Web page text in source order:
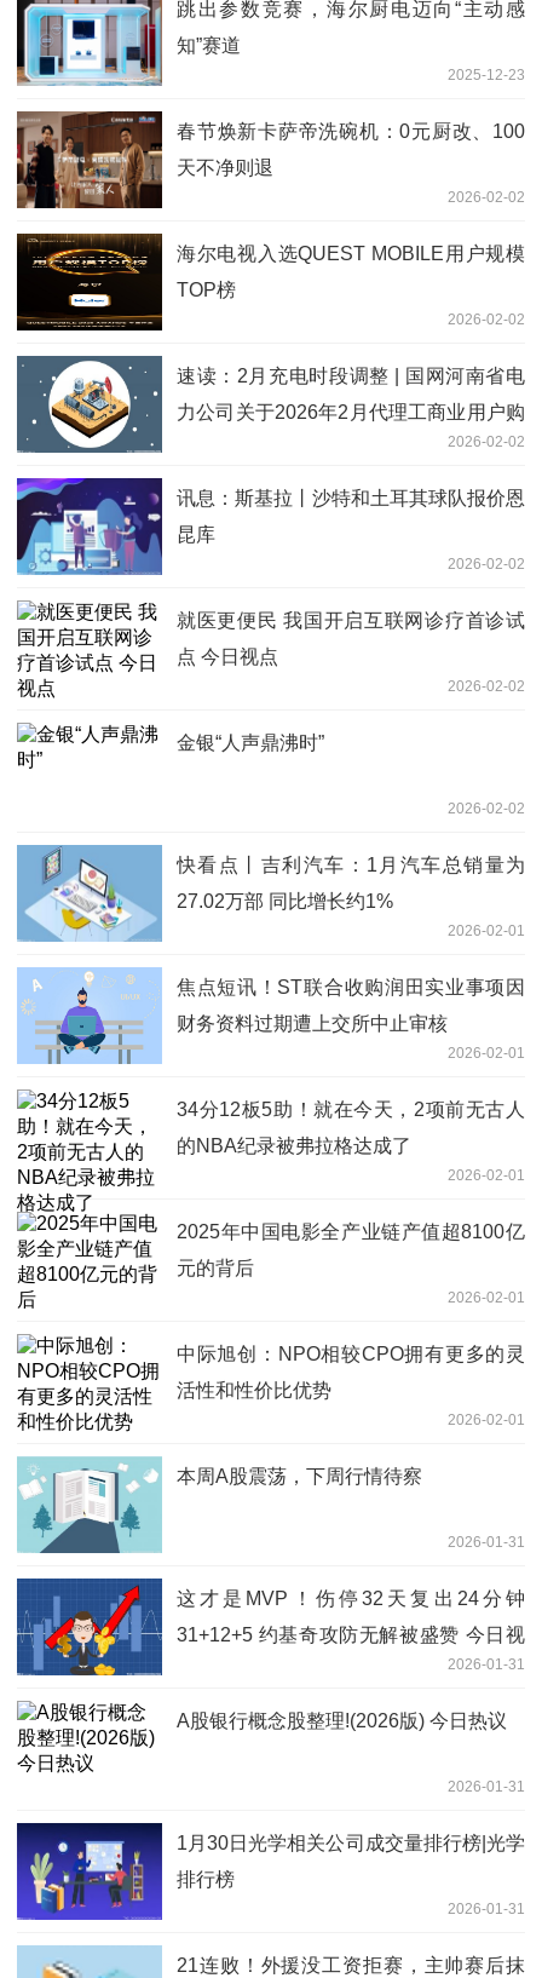
跳出参数竞赛，海尔厨电迈向“主动感
知”赛道
2025-12-23
春节焕新卡萨帝洗碗机：0元厨改、100
天不净则退
2026-02-02
海尔电视入选QUEST MOBILE用户规模
TOP榜
2026-02-02
速读：2月充电时段调整 | 国网河南省电
力公司关于2026年2月代理工商业用户购
2026-02-02
讯息：斯基拉丨沙特和土耳其球队报价恩
昆库
2026-02-02
就医更便民 我国开启互联网诊疗首诊试
点 今日视点
2026-02-02
金银“人声鼎沸时”
2026-02-02
快看点丨吉利汽车：1月汽车总销量为
27.02万部 同比增长约1%
2026-02-01
焦点短讯！ST联合收购润田实业事项因
财务资料过期遭上交所中止审核
2026-02-01
34分12板5助！就在今天，2项前无古人
的NBA纪录被弗拉格达成了
2026-02-01
2025年中国电影全产业链产值超8100亿
元的背后
2026-02-01
中际旭创：NPO相较CPO拥有更多的灵
活性和性价比优势
2026-02-01
本周A股震荡，下周行情待察
2026-01-31
这才是MVP！伤停32天复出24分钟
31+12+5 约基奇攻防无解被盛赞 今日视
2026-01-31
A股银行概念股整理!(2026版) 今日热议
2026-01-31
1月30日光学相关公司成交量排行榜|光学
排行榜
2026-01-31
21连败！外援没工资拒赛，主帅赛后抹